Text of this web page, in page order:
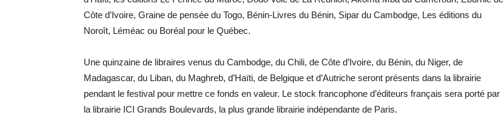
Côte d’Ivoire, Graine de pensée du Togo, Bénin-Livres du Bénin, Sipar du Cambodge, Les éditions du
Noroît, Léméac ou Boréal pour le Québec.
Une quinzaine de libraires venus du Cambodge, du Chili, de Côte d’Ivoire, du Bénin, du Niger, de
Madagascar, du Liban, du Maghreb, d’Haïti, de Belgique et d’Autriche seront présents dans la librairie
pendant le festival pour mettre ce fonds en valeur. Le stock francophone d’éditeurs français sera porté par
la librairie ICI Grands Boulevards, la plus grande librairie indépendante de Paris.